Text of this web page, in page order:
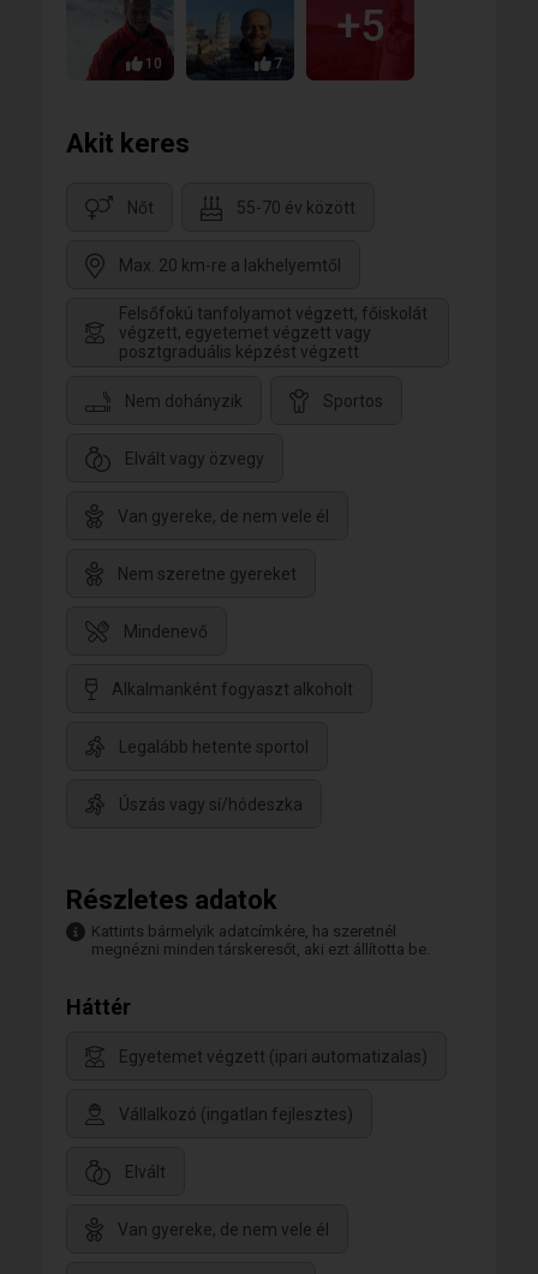
10 7
+5
Akit keres
Nőt 55-70 év között
Max. 20 km-re a lakhelyemtől
Felsőfokú tanfolyamot végzett, főiskolát
végzett, egyetemet végzett vagy
posztgraduális képzést végzett
Nem dohányzik Sportos
Elvált vagy özvegy
Van gyereke, de nem vele él
Nem szeretne gyereket
Mindenevő
Alkalmanként fogyaszt alkoholt
Legalább hetente sportol
Úszás vagy sí/hódeszka
Részletes adatok
Kattints bármelyik adatcímkére, ha szeretnél
megnézni minden társkeresőt, aki ezt állította be.
Háttér
Egyetemet végzett (ipari automatizalas)
Vállalkozó (ingatlan fejlesztes)
Elvált
Van gyereke, de nem vele él